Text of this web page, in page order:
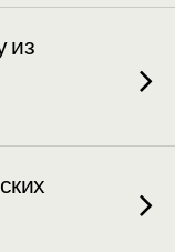
из